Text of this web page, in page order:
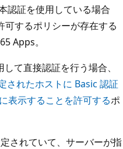
認証を使用している場合
可するポリシーが存在する
Apps。
て直接認証を行う場合、
されたホストに Basic 認証
表示することを許可するポ
されていて、サーバーが指